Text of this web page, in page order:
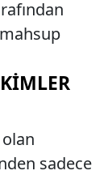
sadece